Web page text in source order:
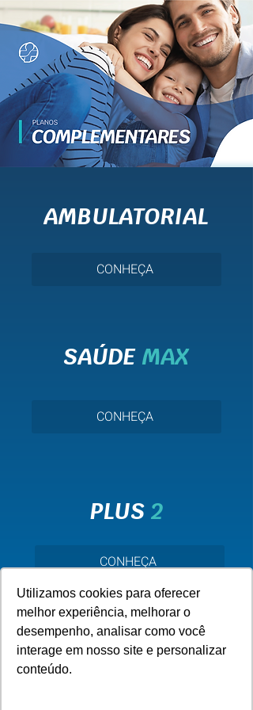
Utilizamos cookies para oferecer
melhor experiência, melhorar o
desempenho, analisar como você
interage em nosso site e personalizar
conteúdo.
AMBULATORIAL
CONHEÇA
SAÚDE MAX
CONHEÇA
PLUS2
CONHEÇA